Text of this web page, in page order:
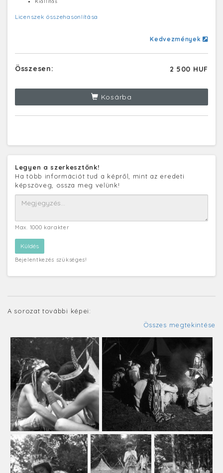
Licenszek összehasonlítása
Kedvezmények
Összesen: 2 500 HUF
Kosárba
Legyen a szerkesztőnk!
Ha több információt tud a képről, mint az eredeti
képszöveg, ossza meg velünk!
Max. 1000 karakter
Bejelentkezés szükséges!
A sorozat további képei:
Összes megtekintése